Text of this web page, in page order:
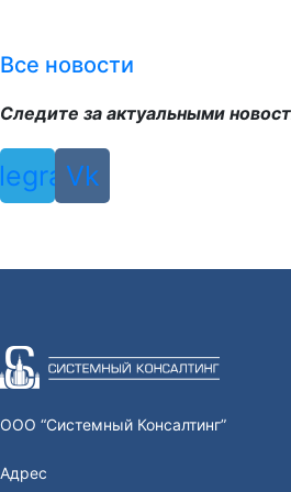
Все новости
Следите за актуальными
Vk
ООО “Системный Консалтинг”
Адрес